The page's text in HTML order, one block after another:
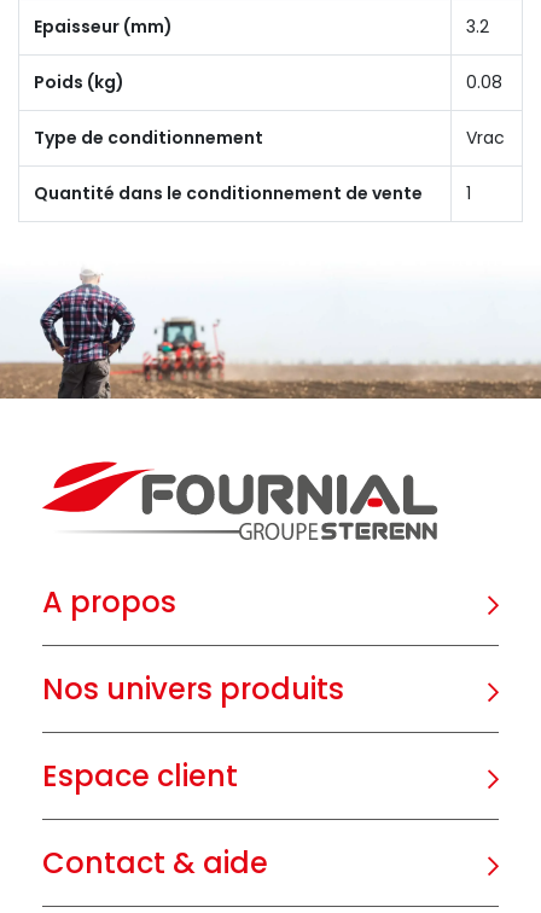
Epaisseur (mm) 3.2
Poids (kg) 0.08
Type de conditionnement Vrac
Quantité dans le conditionnement de vente 1
A propos
Nos univers produits
Espace client
Contact & aide